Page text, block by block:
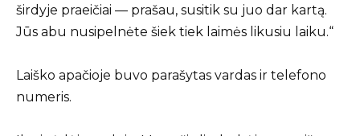
širdyje praeičiai — prašau, susitik su juo dar kartą.
Jūs abu nusipelnėte šiek tiek laimės likusiu laiku.“
Laiško apačioje buvo parašytas vardas ir telefono
numeris.